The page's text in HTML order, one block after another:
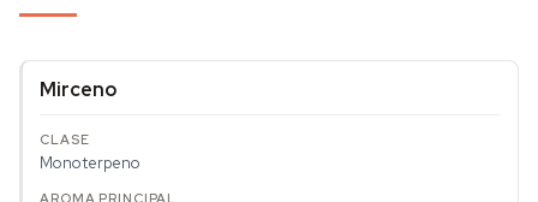
Mirceno
Monoterpeno